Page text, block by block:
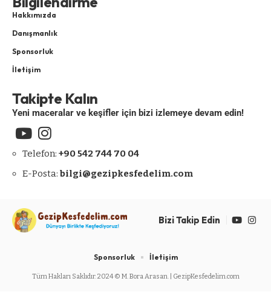
Hakkımızda
Danışmanlık
Sponsorluk
İletişim
Takipte Kalın
Yeni maceralar ve keşifler için bizi izlemeye devam edin!
Telefon: +90 542 744 70 04
E-Posta: bilgi@gezipkesfedelim.com
Bizi Takip Edin
Tüm Hakları Saklıdır. 2024 © M. Bora Arasan. | GezipKesfedelim.com
Sponsorluk İletişim